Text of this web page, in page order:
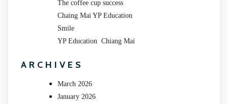
The coffee cup success
Chaing Mai YP Education
Smile
YP Education Chiang Mai
ARCHIVES
March 2026
January 2026